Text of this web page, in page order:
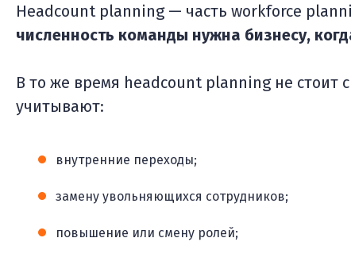
Headcount planning — часть workforce
численность команды нужна бизнесу,
В то же время headcount planning не стоит
учитывают:
внутренние переходы;
замену увольняющихся сотрудников;
повышение или смену ролей;